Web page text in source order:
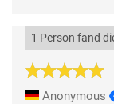
1 Person fand
Anonymous